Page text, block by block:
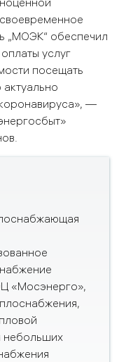
„МОЭК“ обеспечил
услуг
посещать
—
«Мосэнерго»,
небольших